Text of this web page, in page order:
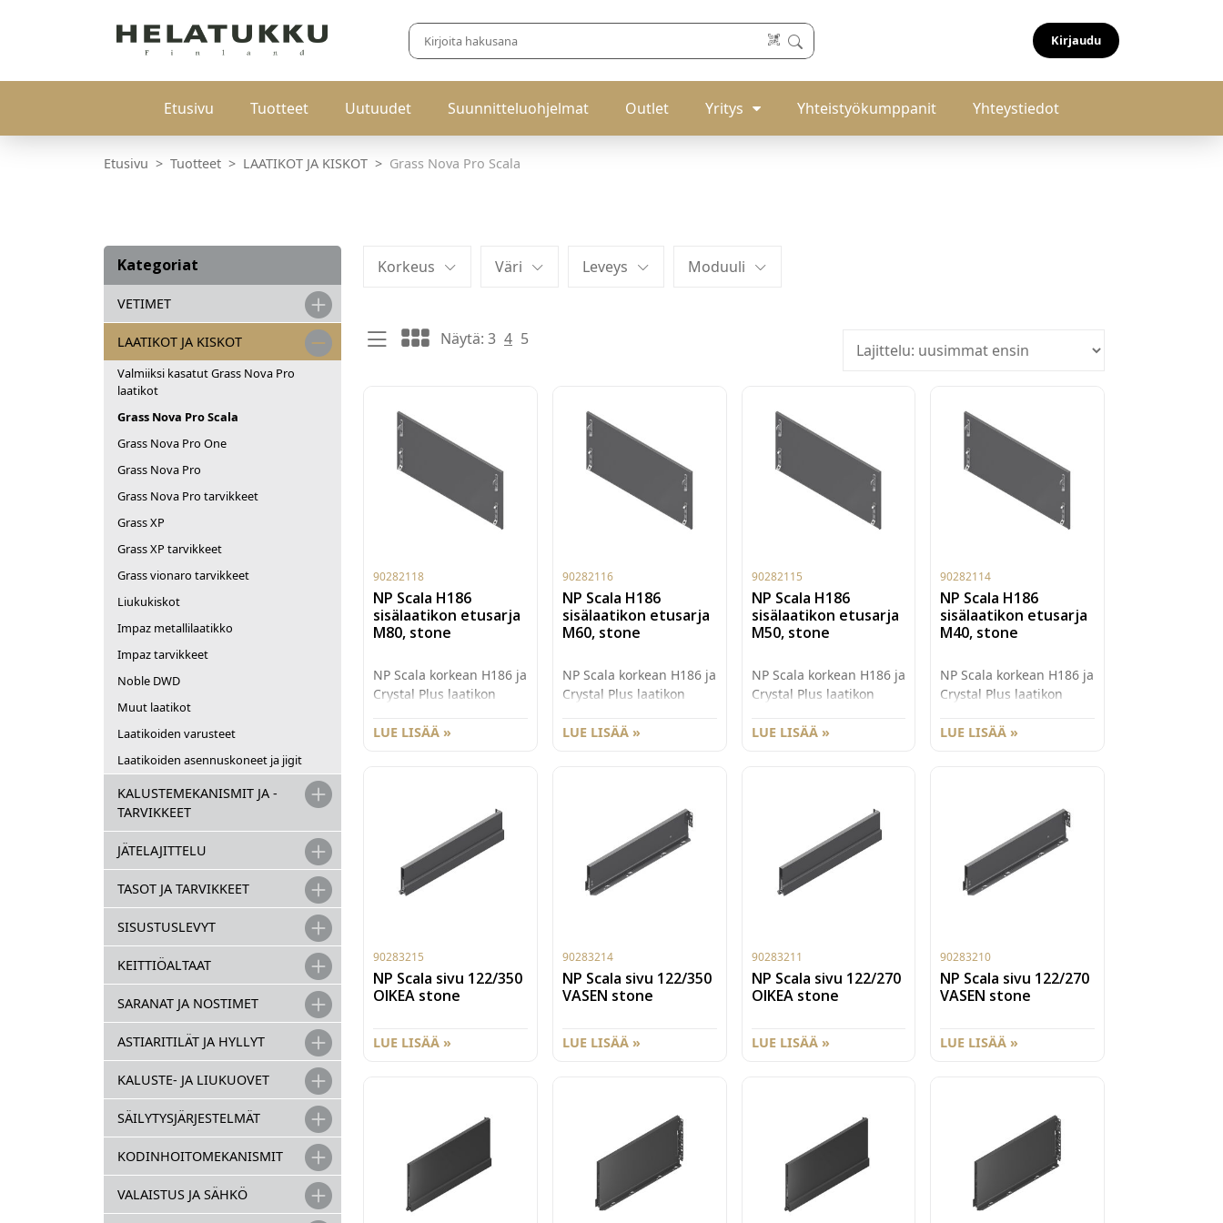
Kirjaudu
Etusivu Tuotteet Uutuudet Suunnitteluohjelmat Outlet Yritys Yhteistyökumppanit Yhteystiedot
Etusivu Tuotteet LAATIKOT JA KISKOT Grass Nova Pro Scala
Kategoriat
VETIMET
LAATIKOT JA KISKOT
Valmiiksi kasatut Grass Nova Pro
laatikot
Grass Nova Pro Scala
Grass Nova Pro One
Grass Nova Pro
Grass Nova Pro tarvikkeet
Grass XP
Grass XP tarvikkeet
Grass vionaro tarvikkeet
Liukukiskot
Impaz metallilaatikko
Impaz tarvikkeet
Noble DWD
Muut laatikot
Laatikoiden varusteet
Laatikoiden asennuskoneet ja jigit
KALUSTEMEKANISMIT JA -
TARVIKKEET
JÄTELAJITTELU
TASOT JA TARVIKKEET
SISUSTUSLEVYT
KEITTIÖALTAAT
SARANAT JA NOSTIMET
ASTIARITILÄT JA HYLLYT
KALUSTE- JA LIUKUOVET
SÄILYTYSJÄRJESTELMÄT
KODINHOITOMEKANISMIT
VALAISTUS JA SÄHKÖ
Korkeus Väri Leveys Moduuli
Näytä: 3 4 5
90282118
NP Scala H186
sisälaatikon etusarja
M80, stone
NP Scala korkean H186 ja
Crystal Plus laatikon
etusarja koossa M80.
käytettäväksi 1kpl
sisälaatikon tuki
(90282119).
LUE LISÄÄ »
90282116
NP Scala H186
sisälaatikon etusarja
M60, stone
NP Scala korkean H186 ja
Crystal Plus laatikon
etusarja koossa M60.
käytettäväksi 1kpl
sisälaatikon tuki
(90282119).
LUE LISÄÄ »
90282115
NP Scala H186
sisälaatikon etusarja
M50, stone
NP Scala korkean H186 ja
Crystal Plus laatikon
etusarja koossa M50.
LUE LISÄÄ »
90282114
NP Scala H186
sisälaatikon etusarja
M40, stone
NP Scala korkean H186 ja
Crystal Plus laatikon
etusarja koossa M40.
LUE LISÄÄ »
90283215
NP Scala sivu 122/350
OIKEA stone
LUE LISÄÄ »
90283214
NP Scala sivu 122/350
VASEN stone
LUE LISÄÄ »
90283211
NP Scala sivu 122/270
OIKEA stone
LUE LISÄÄ »
90283210
NP Scala sivu 122/270
VASEN stone
LUE LISÄÄ »